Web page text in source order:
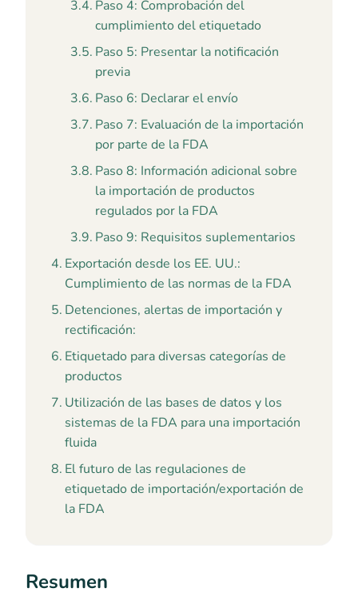
Paso 4: Comprobación del
cumplimiento del etiquetado
Paso 5: Presentar la notificación
previa
Paso 6: Declarar el envío
Paso 7: Evaluación de la importación
por parte de la FDA
Paso 8: Información adicional sobre
la importación de productos
regulados por la FDA
Paso 9: Requisitos suplementarios
Exportación desde los EE. UU.:
Cumplimiento de las normas de la FDA
Detenciones, alertas de importación y
rectificación:
Etiquetado para diversas categorías de
productos
Utilización de las bases de datos y los
sistemas de la FDA para una importación
fluida
El futuro de las regulaciones de
etiquetado de importación/exportación de
la FDA
Resumen